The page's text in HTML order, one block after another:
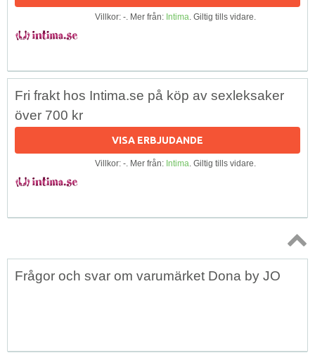
Villkor: -. Mer från: Intima. Giltig tills vidare.
Fri frakt hos Intima.se på köp av sexleksaker
över 700 kr
VISA ERBJUDANDE
Villkor: -. Mer från: Intima. Giltig tills vidare.
Topp
Frågor och svar om varumärket Dona by JO